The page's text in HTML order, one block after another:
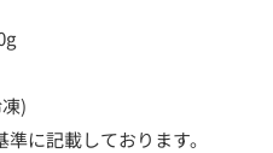
)
に記載しております。